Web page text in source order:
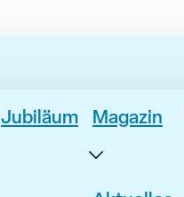
Jubiläum Magazin